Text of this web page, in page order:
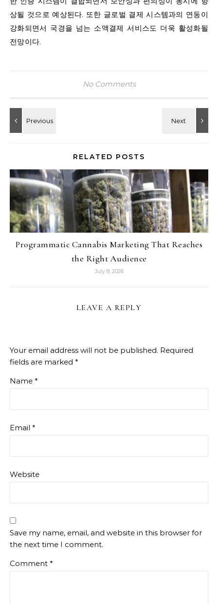
상될 것으로 예상된다. 또한 글로벌 결제 시스템과의 연동이
강화되면서 국경을 넘는 소액결제 서비스도 더욱 활성화될
전망이다.
No Comments
RELATED POSTS
Programmatic Cannabis Marketing That Reaches
the Right Audience
July 8, 2026
LEAVE A REPLY
Your email address will not be published. Required
fields are marked *
Name *
Email *
Website
Save my name, email, and website in this browser for
the next time I comment.
Comment *